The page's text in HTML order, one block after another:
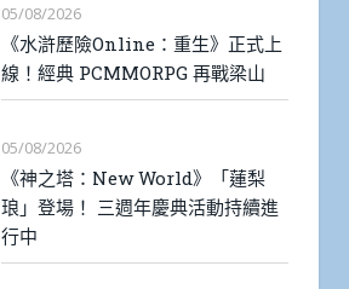
05/08/2026
《水滸歷險Online：重生》正式上
線！經典 PCMMORPG 再戰梁山
05/08/2026
《神之塔：New World》「蓮梨
琅」登場！ 三週年慶典活動持續進
行中